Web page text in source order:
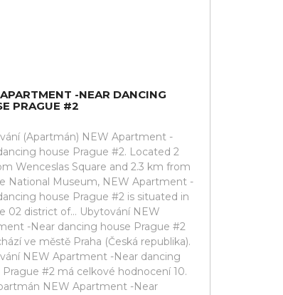
-NEAR DANCING
PRAGUE #2
(Apartmán) NEW Apartment -
house Prague #2. Located 2
Wenceslas Square and 2.3 km from
National Museum, NEW Apartment -
house Prague #2 is situated in
02 district of... Ubytování NEW
-Near dancing house Prague #2
ve městě Praha (Česká republika).
NEW Apartment -Near dancing
Prague #2 má celkové hodnocení 10.
NEW Apartment -Near